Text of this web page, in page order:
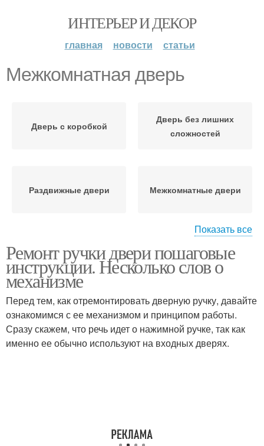
ИНТЕРЬЕР И ДЕКОР
главная новости статьи
Межкомнатная дверь
Дверь с коробкой
Дверь без лишних
сложностей
Раздвижные двери Межкомнатные двери
Двери по качеству Щитовые двери
Двери к повторной
покраске
Деревянные двери
Показать все
Ремонт ручки двери пошаговые
инструкции. Несколько слов о
механизме
Перед тем, как отремонтировать дверную ручку, давайте
ознакомимся с ее механизмом и принципом работы.
Сразу скажем, что речь идет о нажимной ручке, так как
именно ее обычно используют на входных дверях.